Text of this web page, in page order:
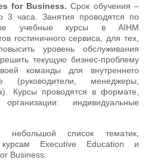
for Business. Срок обучения –
3 часа. Занятия проводятся по
учебные курсы в AIHM
гостиничного сервиса, для тех,
уровень обслуживания
текущую бизнес-проблему
команды для внутреннего
менеджеры,
Курсы проводятся в формате,
индивидуальные
небольшой список тематик,
Executive Education и
Business: